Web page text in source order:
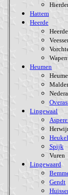
Hattem
Heerde
Heerde
Heumen
Lingewaal
Spijk
Vuren
Lingewaard
Gendt